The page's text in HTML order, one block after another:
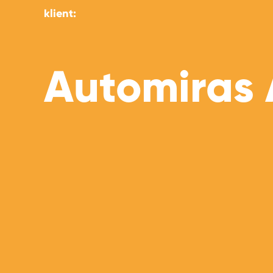
klient:
Automiras